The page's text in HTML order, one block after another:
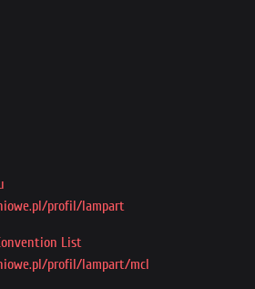
List
profil/lampart
List
profil/lampart/mcl